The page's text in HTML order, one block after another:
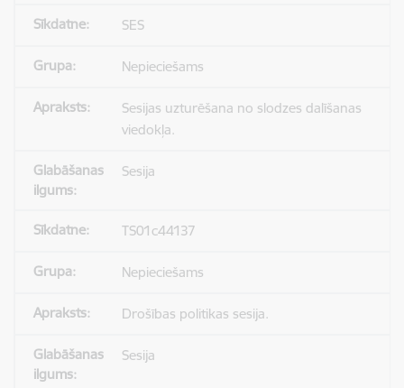
SES
Nepieciešams
Sesijas uzturēšana no slodzes dalīšanas
viedokļa.
Sesija
TS01c44137
Nepieciešams
Drošības politikas sesija.
Sesija